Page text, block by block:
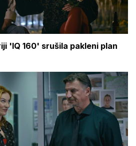
'IQ 160' srušila pakleni plan